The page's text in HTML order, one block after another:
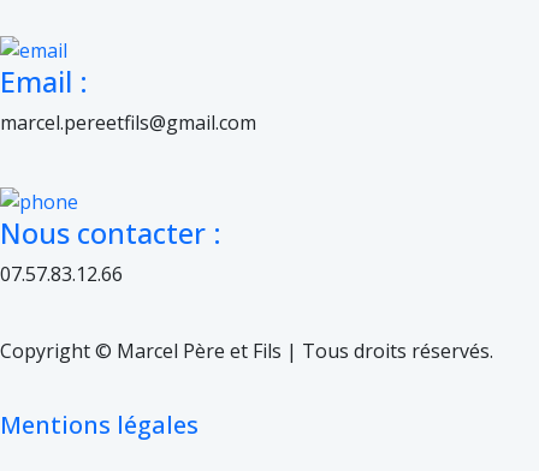
Email :
marcel.pereetfils@gmail.com
Nous contacter :
07.57.83.12.66
Copyright © Marcel Père et Fils | Tous droits réservés.
Mentions légales